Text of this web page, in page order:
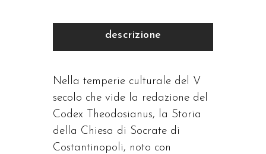
descrizione
Nella temperie culturale del V
secolo che vide la redazione del
Codex Theodosianus, la Storia
della Chiesa di Socrate di
Costantinopoli, noto con